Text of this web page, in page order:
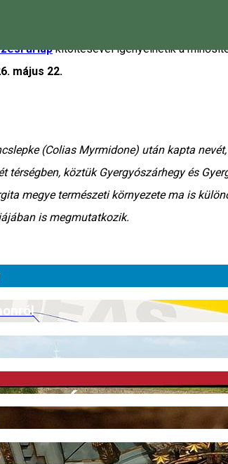
a
űrlapkitöltésével igényelhetik a
május 22.
(Colias Myrmidone) után kapta
térségben, köztük Gyergyószárhegy és
megye természeti környezete ma is
is megmutatkozik.